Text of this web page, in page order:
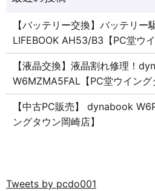
【バッテリー交換】バッテリ
LIFEBOOK AH53/B3【PC堂ウ
【液晶交換】液晶割れ修理！
W6MZMA5FAL【PC堂ウイング
【中古PC販売】 dynabook
ングタウン岡崎店】
Tweets by pcdo001